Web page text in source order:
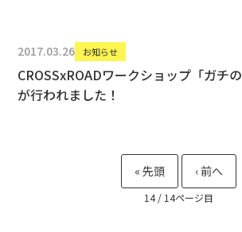
2017.03.26 お知らせ
CROSSxROADワークショップ「ガチの
が行われました！
14 / 14